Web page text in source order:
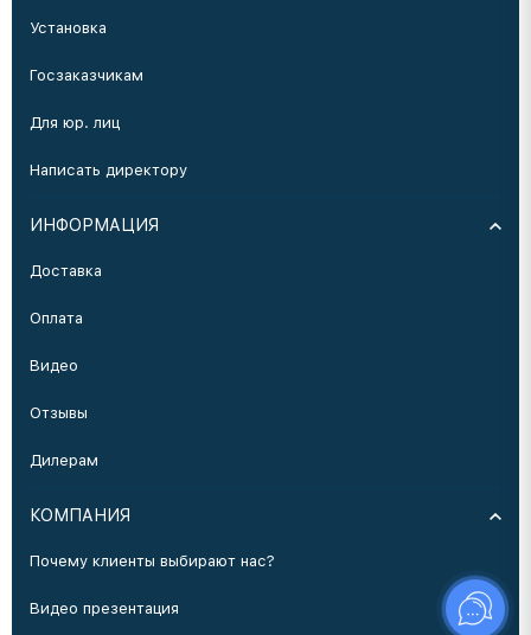
Установка
Госзаказчикам
Для юр. лиц
Написать директору
ИНФОРМАЦИЯ
Доставка
Оплата
Видео
Отзывы
Дилерам
КОМПАНИЯ
Почему клиенты выбирают нас?
Видео презентация